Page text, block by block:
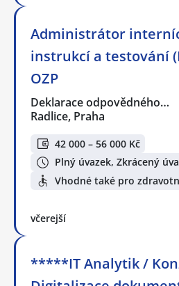
Administrátor
instrukcí a testování
OZP
Deklarace odpovědného…
Radlice, Praha
42 000 – 56 000 Kč
Plný úvazek, Zkrácený
Vhodné také pro
včerejší
*****IT Analytik /